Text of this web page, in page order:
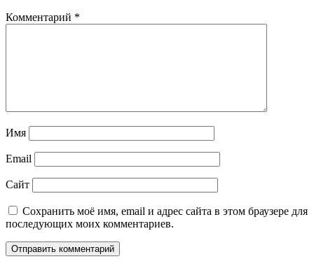
Комментарий *
Имя
Email
Сайт
Сохранить моё имя, email и адрес сайта в этом браузере для
последующих моих комментариев.